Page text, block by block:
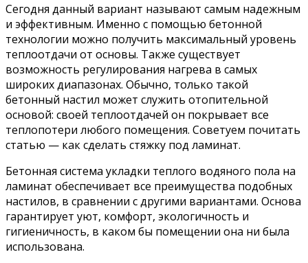
Сегодня данный вариант называют самым надежным
и эффективным. Именно с помощью бетонной
технологии можно получить максимальный уровень
теплоотдачи от основы. Также существует
возможность регулирования нагрева в самых
широких диапазонах. Обычно, только такой
бетонный настил может служить отопительной
основой: своей теплоотдачей он покрывает все
теплопотери любого помещения. Советуем почитать
статью — как сделать стяжку под ламинат.
Бетонная система укладки теплого водяного пола на
ламинат обеспечивает все преимущества подобных
настилов, в сравнении с другими вариантами. Основа
гарантирует уют, комфорт, экологичность и
гигиеничность, в каком бы помещении она ни была
использована.